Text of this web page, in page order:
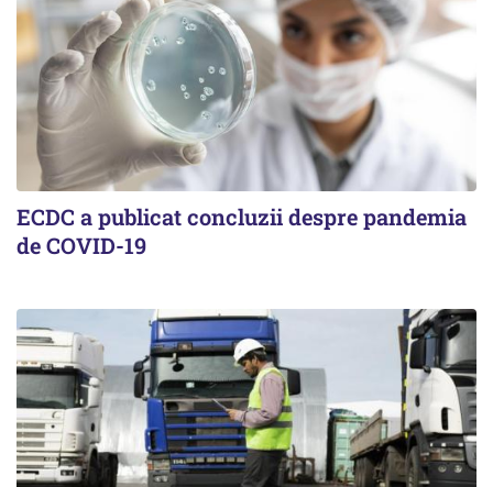
ECDC a publicat concluzii despre pandemia
de COVID-19